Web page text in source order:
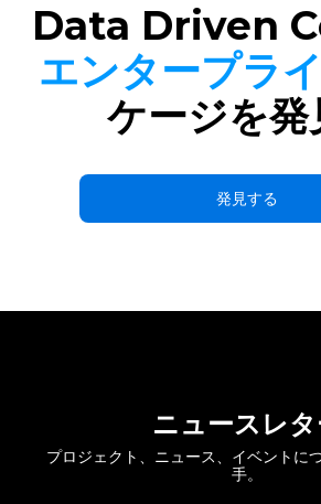
Data Driven
エンタープラ
ケージを発
発見する
ニュースレ
プロジェクト、ニュース、イベントに
手。